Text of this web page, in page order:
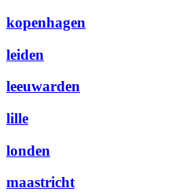
kopenhagen
leiden
leeuwarden
lille
londen
maastricht